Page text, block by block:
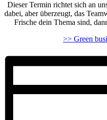
Dieser Termin richtet sich an
dabei, aber überzeugt, das
Frische dein Thema sind,
>> Green